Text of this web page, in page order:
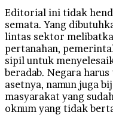
Editorial ini tidak
semata. Yang
lintas sektor
pertanahan,
sipil untuk
beradab. Negara
asetnya, namun juga
masyarakat yang
oknum yang tidak